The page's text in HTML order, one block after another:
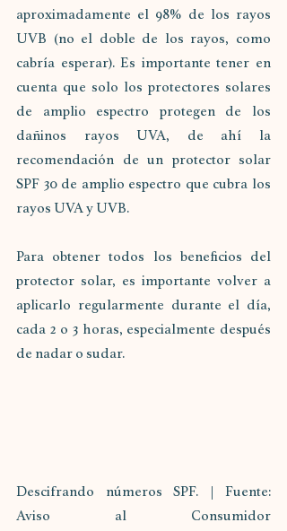
aproximadamente el 98% de los rayos
UVB (no el doble de los rayos, como
cabría esperar). Es importante tener en
cuenta que solo los protectores solares
de amplio espectro protegen de los
dañinos rayos UVA, de ahí la
recomendación de un protector solar
SPF 30 de amplio espectro que cubra los
rayos UVA y UVB.
Para obtener todos los beneficios del
protector solar, es importante volver a
aplicarlo regularmente durante el día,
cada 2 o 3 horas, especialmente después
de nadar o sudar.
Descifrando números SPF. | Fuente:
Aviso al Consumidor